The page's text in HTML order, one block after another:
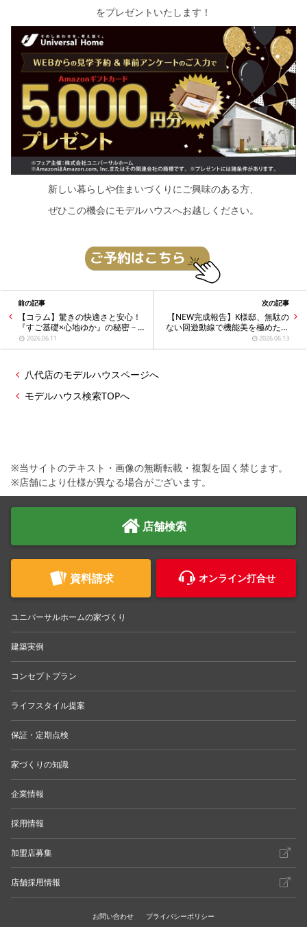
をプレゼントいたします！
新しい暮らしや住まいづくりにご興味のある方、
ぜひこの機会にモデルハウスへお越しください。
前の記事
【コラム】驚きの快適さと安心！
『すご基礎×心地ゆか』の秘密－
第7回－
2026.06.11
次の記事
【NEW完成報告】K様邸、無駄の
ない回遊動線で機能美を極めたお
家が完成！お引渡しを行いました
✨
2026.06.13
八代店のモデルハウスページへ
モデルハウス検索TOPへ
※当サイトのテキスト・画像の無断転載・複製を固く禁じます。
※店舗により仕様が異なる場合がございます。
店舗検索
資料請求 オンライン打合せ
ユニバーサルホームの家づくり
建築実例
コンセプトプラン
ライフスタイル提案
保証・定期点検
家づくりの知識
企業情報
採用情報
加盟店募集
店舗採用情報
お問い合わせ プライバシーポリシー